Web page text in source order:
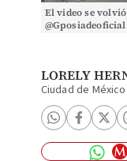
El video se
LORELY
Ciudad de México